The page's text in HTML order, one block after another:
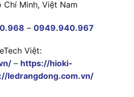
Minh, Việt Nam
– 0949.940.967
Việt:
– https://hioki-
ledrangdong.com.vn/